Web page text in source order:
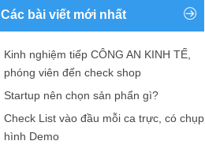
Các bài viết mới nhất
Kinh nghiệm tiếp CÔNG AN KINH TẾ,
phóng viên đến check shop
Startup nên chọn sản phẩn gì?
Check List vào đầu mỗi ca trực, có chụp
hình Demo